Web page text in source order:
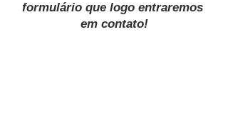
formulário que logo entraremos
em contato!